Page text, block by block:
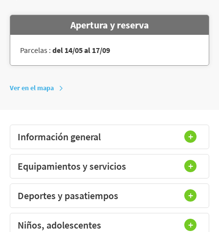
Apertura y reserva
Parcelas : del 14/05 al 17/09
Ver en el mapa
Información general
Equipamientos y servicios
Deportes y pasatiempos
Niños, adolescentes